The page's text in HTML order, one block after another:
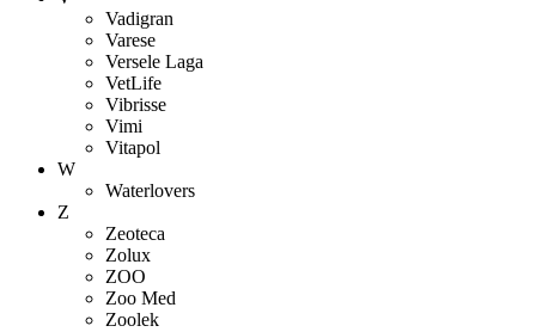
Vadigran
Varese
Versele Laga
VetLife
Vibrisse
Vimi
Vitapol
W
Waterlovers
Z
Zeoteca
Zolux
ZOO
Zoo Med
Zoolek